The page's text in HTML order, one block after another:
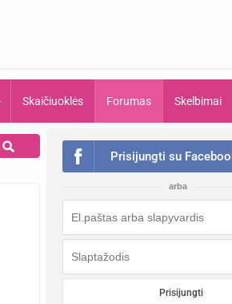
Skaičiuoklės Forumas Skelbimai
Prisijungti su
arba
Prisijungti